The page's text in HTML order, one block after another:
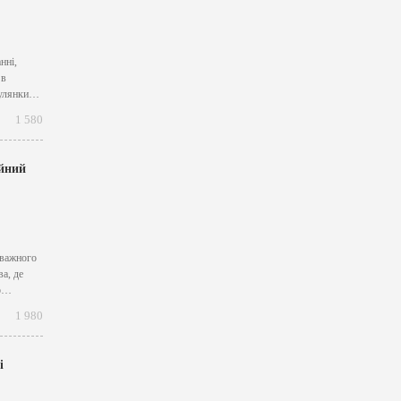
1 580
де
1 980